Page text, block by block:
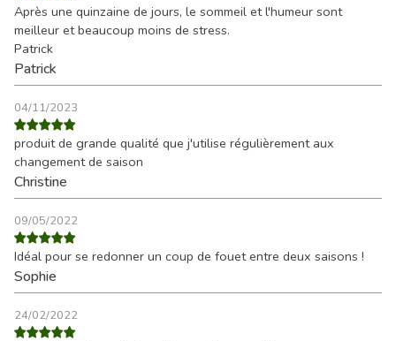
Après une quinzaine de jours, le sommeil et l'humeur sont
meilleur et beaucoup moins de stress.
Patrick
Patrick
04/11/2023
produit de grande qualité que j'utilise régulièrement aux
changement de saison
Christine
09/05/2022
Idéal pour se redonner un coup de fouet entre deux saisons !
Sophie
24/02/2022